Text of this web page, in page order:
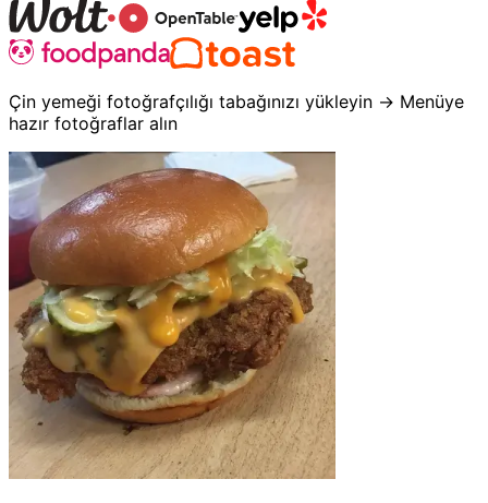
Çin yemeği fotoğrafçılığı tabağınızı yükleyin → Menüye
hazır fotoğraflar alın